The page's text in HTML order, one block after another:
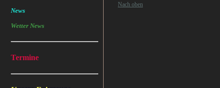
News
Wetter News
Termine
Nach oben